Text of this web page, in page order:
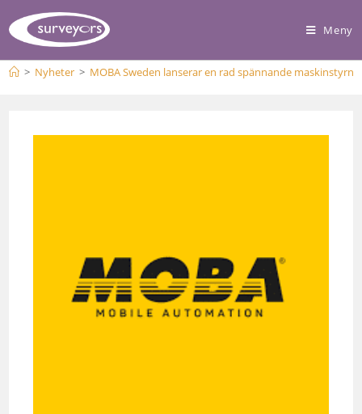
Meny
> Nyheter > MOBA Sweden lanserar en rad spännande